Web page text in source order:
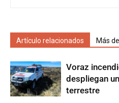
Artículo relacionados Más
Voraz
despliegan
terrestre